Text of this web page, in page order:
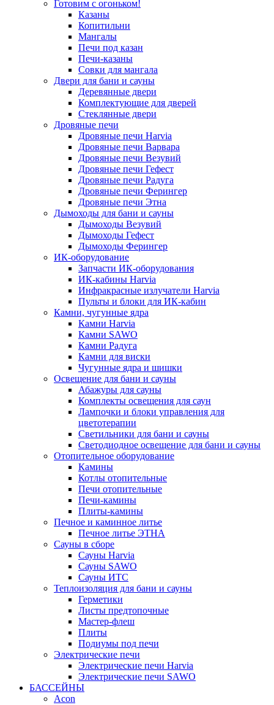
Готовим с огоньком!
Казаны
Копитильни
Мангалы
Печи под казан
Печи-казаны
Совки для мангала
Двери для бани и сауны
Деревянные двери
Комплектующие для дверей
Стеклянные двери
Дровяные печи
Дровяные печи Harvia
Дровяные печи Варвара
Дровяные печи Везувий
Дровяные печи Гефест
Дровяные печи Радуга
Дровяные печи Ферингер
Дровяные печи Этна
Дымоходы для бани и сауны
Дымоходы Везувий
Дымоходы Гефест
Дымоходы Ферингер
ИК-оборудование
Запчасти ИК-оборудования
ИК-кабины Harvia
Инфракрасные излучатели Harvia
Пульты и блоки для ИК-кабин
Камни, чугунные ядра
Камни Harvia
Камни SAWO
Камни Радуга
Камни для виски
Чугунные ядра и шишки
Освещение для бани и сауны
Абажуры для сауны
Комплекты освещения для саун
Лампочки и блоки управления для
цветотерапии
Светильники для бани и сауны
Светодиодное освещение для бани и сауны
Отопительное оборудование
Камины
Котлы отопительные
Печи отопительные
Печи-камины
Плиты-камины
Печное и каминное литье
Печное литье ЭТНА
Сауны в сборе
Cауны Harvia
Сауны SAWO
Сауны ИТС
Теплоизоляция для бани и сауны
Герметики
Листы предтопочные
Мастер-флеш
Плиты
Подиумы под печи
Электрические печи
Электрические печи Harvia
Электрические печи SAWO
БАССЕЙНЫ
Acon